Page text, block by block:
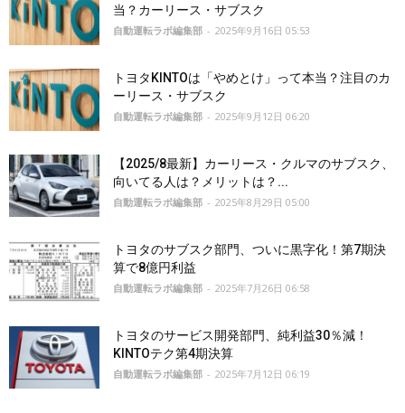
当？カーリース・サブスク
自動運転ラボ編集部 - 2025年9月16日 05:53
トヨタKINTOは「やめとけ」って本当？注目のカ
ーリース・サブスク
自動運転ラボ編集部 - 2025年9月12日 06:20
【2025/8最新】カーリース・クルマのサブスク、
向いてる人は？メリットは？...
自動運転ラボ編集部 - 2025年8月29日 05:00
トヨタのサブスク部門、ついに黒字化！第7期決
算で8億円利益
自動運転ラボ編集部 - 2025年7月26日 06:58
トヨタのサービス開発部門、純利益30％減！
KINTOテク第4期決算
自動運転ラボ編集部 - 2025年7月12日 06:19